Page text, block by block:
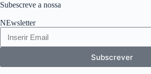
Subescreve a nossa
NEwsletter
Subscrever